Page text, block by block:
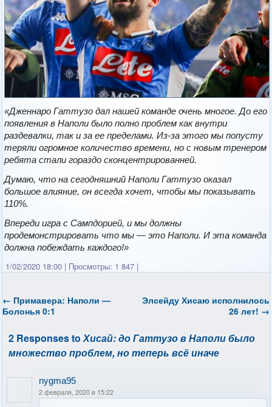
«Дженнаро Гаттузо дал нашей команде очень многое. До его
появления в Наполи было полно проблем как внутри
раздевалки, так и за ее пределами. Из-за этого мы попусту
теряли огромное количество времени, но с новым тренером
ребята стали гораздо сконцентрированней.
Думаю, что на сегодняшний Наполи Гаттузо оказал
большое влияние, он всегда хочет, чтобы мы показывать
110%.
Впереди игра с Сампдорией, и мы должны
продемонстрировать что мы — это Наполи. И эта команда
должна побеждать каждого!»
1/02/2020 18:00 | Просмотры: 1 847 |
← Примавера: Наполи —
Болонья 0:1
Элсейду Хисаю исполнилось
26 лет! →
2 Responses toХисай: до Гаттузо в Наполи было
множество проблем, но теперь всё иначе
nygma95
2 февраля, 2020 в 15:22